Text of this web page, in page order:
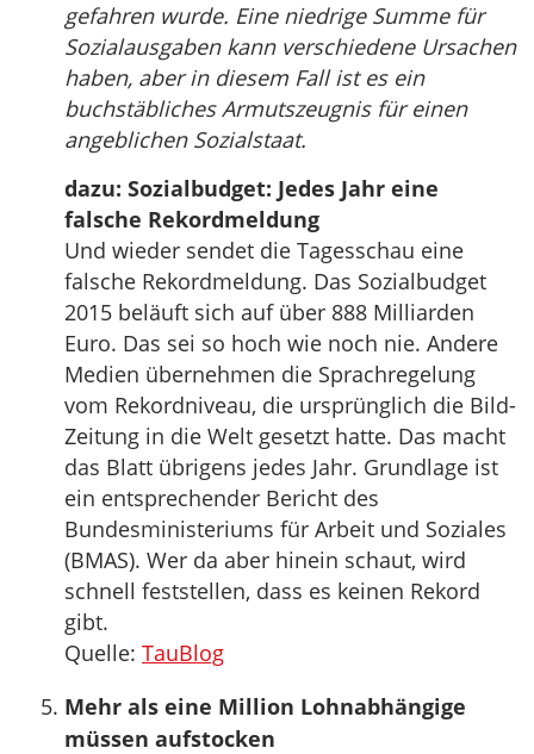
gefahren wurde. Eine niedrige Summe für
Sozialausgaben kann verschiedene Ursachen
haben, aber in diesem Fall ist es ein
buchstäbliches Armutszeugnis für einen
angeblichen Sozialstaat.
dazu: Sozialbudget: Jedes Jahr eine
falsche Rekordmeldung
Und wieder sendet die Tagesschau eine
falsche Rekordmeldung. Das Sozialbudget
2015 beläuft sich auf über 888 Milliarden
Euro. Das sei so hoch wie noch nie. Andere
Medien übernehmen die Sprachregelung
vom Rekordniveau, die ursprünglich die Bild-
Zeitung in die Welt gesetzt hatte. Das macht
das Blatt übrigens jedes Jahr. Grundlage ist
ein entsprechender Bericht des
Bundesministeriums für Arbeit und Soziales
(BMAS). Wer da aber hinein schaut, wird
schnell feststellen, dass es keinen Rekord
gibt.
Quelle: TauBlog
Mehr als eine Million Lohnabhängige
müssen aufstocken